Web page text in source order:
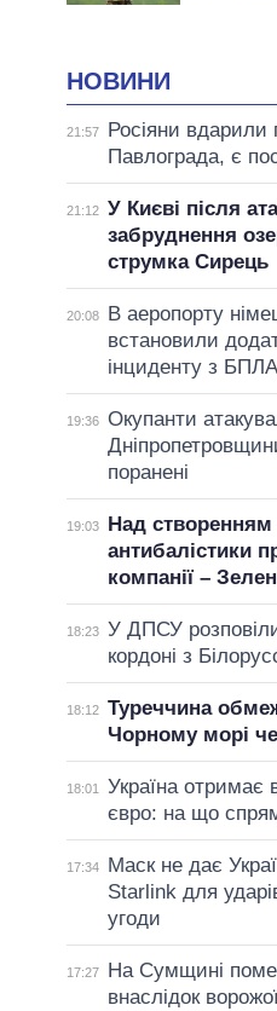
НОВИНИ
21:57
Росіяни вдарили
Павлограда, є
21:12 У Києві після
забруднення
струмка Сирець
20:08
В аеропорту
встановили
інциденту з БПЛА
19:36 Окупанти
поранені
19:03
Над створенням
антибалістики
компанії –
18:23 У ДПСУ
кордоні з
18:12 Туреччина
Чорному морі
18:01
Україна отримає
євро: на що
17:34
Маск не дає
Starlink для
угоди
17:27
На Сумщині
внаслідок